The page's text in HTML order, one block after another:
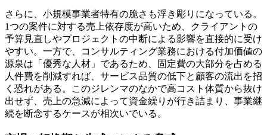
さらに、小規模事業者特有の脆さも浮き彫りになっている。
1つの案件に対する売上依存度が高いため、クライアントの
予算見直しやプロジェクトの中断による影響を直接的に受け
やすい。一方で、コンサルティング業務における付加価値の
源泉は「優秀な人材」であるため、固定費の大部分を占める
人件費を削減すれば、サービス品質の低下と顧客の流出を招
く恐れがある。このジレンマのなかで高コスト体質から抜け
出せず、売上の急減によって資金繰りが行き詰まり、事業継
続を断念するケースが相次いでいる。